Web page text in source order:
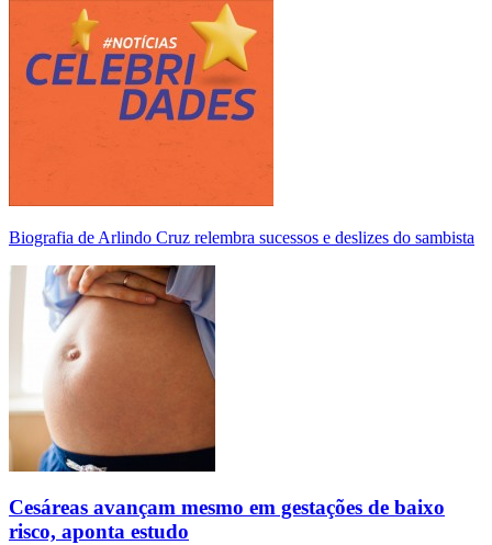
Biografia de Arlindo Cruz relembra sucessos e deslizes do sambista
Cesáreas avançam mesmo em gestações de baixo
risco, aponta estudo